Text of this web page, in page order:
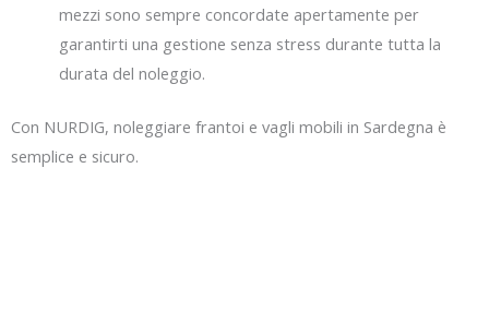
mezzi sono sempre concordate apertamente per
garantirti una gestione senza stress durante tutta la
durata del noleggio.
Con NURDIG, noleggiare frantoi e vagli mobili in Sardegna è
semplice e sicuro.